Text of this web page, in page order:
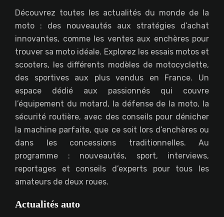
Découvrez toutes les actualités du monde de la
moto : des nouveautés aux stratégies d’achat
innovantes, comme les ventes aux enchères pour
trouver sa moto idéale. Explorez les essais motos et
scooters, les différents modèles de motocyclette,
des sportives aux plus vendus en France. Un
espace dédié aux passionnés qui couvre
l’équipement du motard, la défense de la moto, la
sécurité routière, avec des conseils pour dénicher
la machine parfaite, que ce soit lors d’enchères ou
dans les concessions traditionnelles. Au
programme : nouveautés, sport, interviews,
reportages et conseils d’experts pour tous les
amateurs de deux roues.
Actualités auto